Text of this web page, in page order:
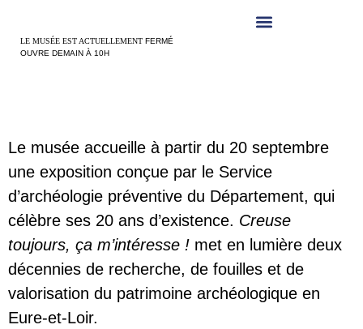
LE MUSÉE EST ACTUELLEMENT FERMÉ
OUVRE DEMAIN À 10H
Le musée accueille à partir du 20 septembre
une exposition conçue par le Service
d’archéologie préventive du Département, qui
célèbre ses 20 ans d’existence. Creuse
toujours, ça m’intéresse ! met en lumière deux
décennies de recherche, de fouilles et de
valorisation du patrimoine archéologique en
Eure-et-Loir.